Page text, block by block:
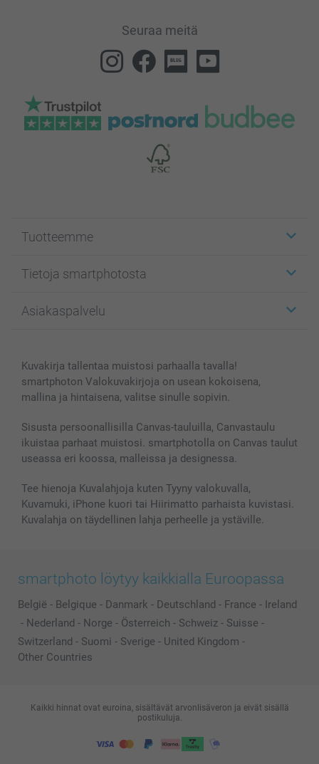
Seuraa meitä
Tuotteemme
Kuvakortit
Kuvakirjat
Kännykkä & Tabletti
MyNameBook
Valokuvakehykset & Lisätarvikkeet
Lahjakortti
Kaikki kuvatuotteet
Tietoja smartphotosta
Affiliate ohjelma
Sivukartta
Ehdot/takuut
Asiakaspalvelu
smartbonus
Hinnat & maksutavat
Kuvakirja tallentaa muistosi parhaalla tavalla!
smartphoton Valokuvakirjoja on usean kokoisena,
mallina ja hintaisena, valitse sinulle sopivin.
Sisusta persoonallisilla Canvas-tauluilla, Canvastaulu
ikuistaa parhaat muistosi. smartphotolla on Canvas taulut
useassa eri koossa, malleissa ja designessa.
Tee hienoja Kuvalahjoja kuten Tyyny valokuvalla,
Kuvamuki, iPhone kuori tai Hiirimatto parhaista kuvistasi.
Kuvalahja on täydellinen lahja perheelle ja ystäville.
smartphoto löytyy kaikkialla Euroopassa
België - Belgique - Danmark - Deutschland - France - Ireland
- Nederland - Norge - Österreich - Schweiz - Suisse -
Switzerland - Suomi - Sverige - United Kingdom -
Other Countries
Kaikki hinnat ovat euroina, sisältävät arvonlisäveron ja eivät sisällä
postikuluja.